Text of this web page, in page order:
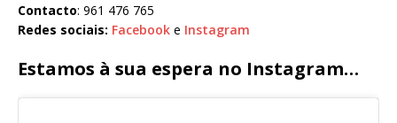
Contacto: 961 476 765
Redes sociais: Facebook e Instagram
Estamos à sua espera no Instagram…